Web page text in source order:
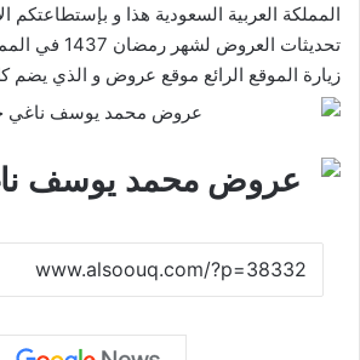
المملكة العربية السعودية هذا و بإستطاعتكم
تحديثات
زيارة الموقع الرائع موقع عروض و الذي يضم